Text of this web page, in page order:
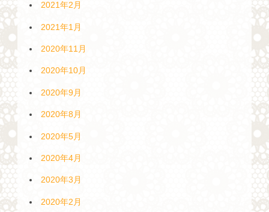
2021年2月
2021年1月
2020年11月
2020年10月
2020年9月
2020年8月
2020年5月
2020年4月
2020年3月
2020年2月